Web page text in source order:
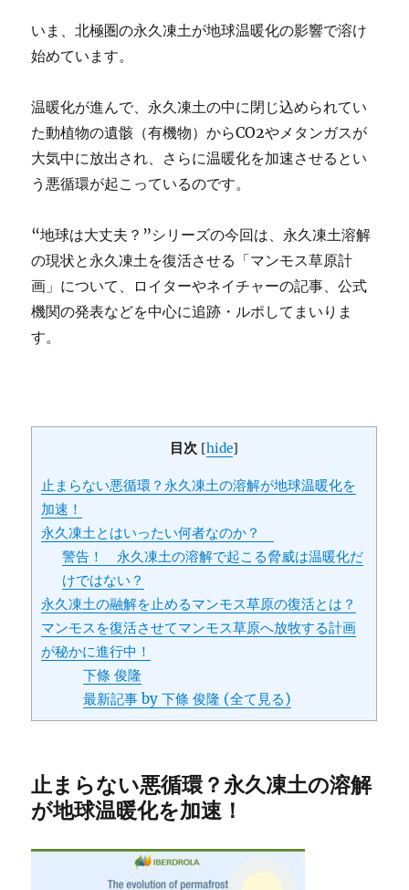
いま、北極圏の永久凍土が地球温暖化の影響で溶け
始めています。
温暖化が進んで、永久凍土の中に閉じ込められてい
た動植物の遺骸（有機物）からCO2やメタンガスが
大気中に放出され、さらに温暖化を加速させるとい
う悪循環が起こっているのです。
“地球は大丈夫？”シリーズの今回は、永久凍土溶解
の現状と永久凍土を復活させる「マンモス草原計
画」について、ロイターやネイチャーの記事、公式
機関の発表などを中心に追跡・ルポしてまいりま
す。
目次 [hide]
止まらない悪循環？永久凍土の溶解が地球温暖化を
加速！
永久凍土とはいったい何者なのか？
警告！ 永久凍土の溶解で起こる脅威は温暖化だ
けではない？
永久凍土の融解を止めるマンモス草原の復活とは？
マンモスを復活させてマンモス草原へ放牧する計画
が秘かに進行中！
下條 俊隆
最新記事 by 下條 俊隆 (全て見る)
止まらない悪循環？永久凍土の溶解
が地球温暖化を加速！